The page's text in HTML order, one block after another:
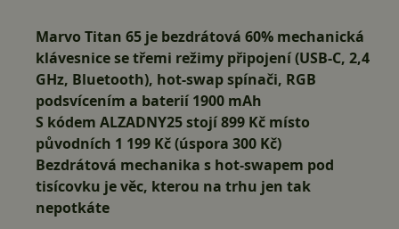
Marvo Titan 65 je bezdrátová 60% mechanická
klávesnice se třemi režimy připojení (USB-C, 2,4
GHz, Bluetooth), hot-swap spínači, RGB
podsvícením a baterií 1900 mAh
S kódem ALZADNY25stojí899 Kč místo
původních 1 199 Kč (úspora 300 Kč)
Bezdrátová mechanika s hot-swapem pod
tisícovku je věc, kterou na trhu jen tak
nepotkáte